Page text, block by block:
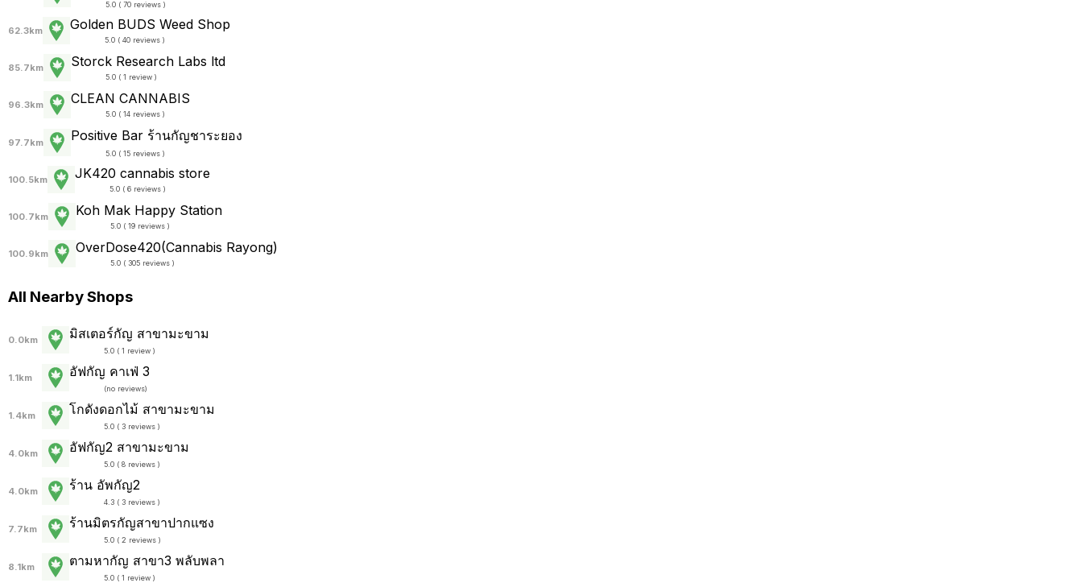
5.0 ( 70 reviews )
62.3km Golden BUDS Weed Shop
5.0 ( 40 reviews )
85.7km Storck Research Labs ltd
5.0 ( 1 review )
96.3km CLEAN CANNABIS
5.0 ( 14 reviews )
97.7km Positive Bar ร้านกัญชาระยอง
5.0 ( 15 reviews )
100.5km JK420 cannabis store
5.0 ( 6 reviews )
100.7km Koh Mak Happy Station
5.0 ( 19 reviews )
100.9km OverDose420(Cannabis Rayong)
5.0 ( 305 reviews )
All Nearby Shops
0.0km มิสเตอร์กัญ สาขามะขาม
5.0 ( 1 review )
1.1km อัฟกัญ คาเฟ่ 3
(no reviews)
1.4km โกดังดอกไม้ สาขามะขาม
5.0 ( 3 reviews )
4.0km อัฟกัญ2 สาขามะขาม
5.0 ( 8 reviews )
4.0km ร้าน อัพกัญ2
4.3 ( 3 reviews )
7.7km ร้านมิตรกัญสาขาปากแซง
5.0 ( 2 reviews )
8.1km ตามหากัญ สาขา3 พลับพลา
5.0 ( 1 review )